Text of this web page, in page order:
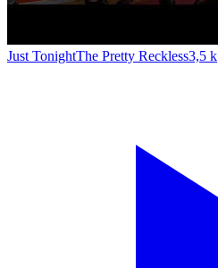
Just TonightThe Pretty Reckless3,5 k